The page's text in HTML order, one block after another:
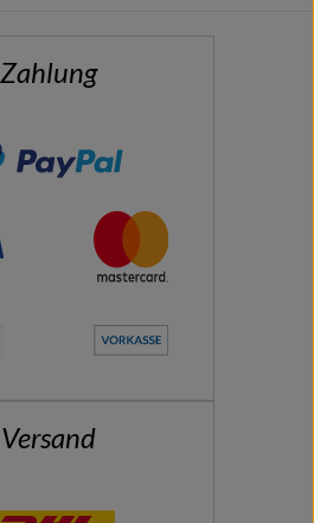
Zahlung
Versand